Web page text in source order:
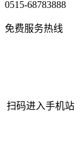
0515-68783888
免费服务热线
扫码进入手机站